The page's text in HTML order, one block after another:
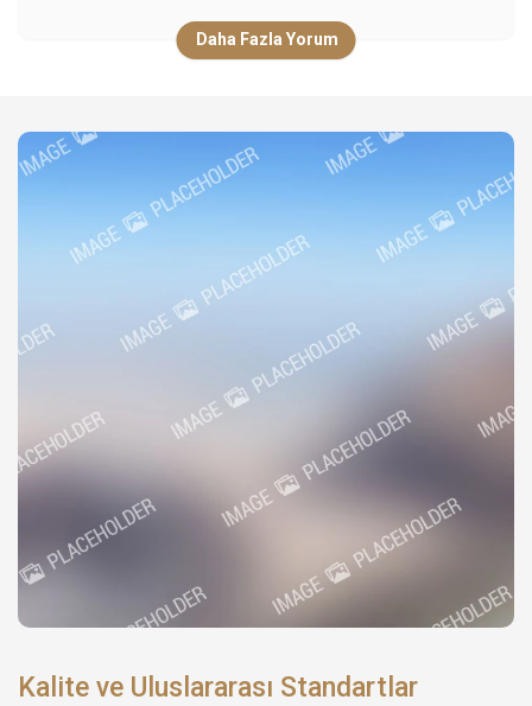
Daha Fazla Yorum
Kalite ve Uluslararası Standartlar